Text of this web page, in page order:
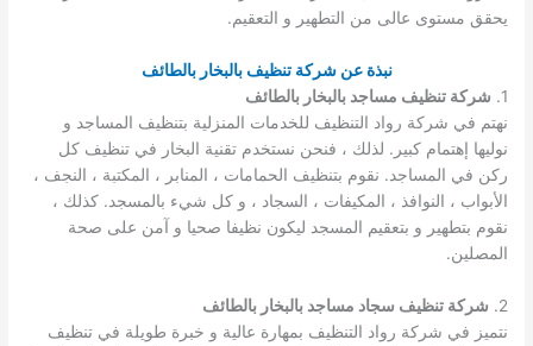
يحقق مستوى عالى من التطهير و التعقيم.
نبذة عن شركة تنظيف بالبخار بالطائف
1.
شركة تنظيف مساجد بالبخار بالطائف
نهتم في شركة رواد التنظيف للخدمات المنزلية بتنظيف المساجد و
نوليها إهتمام كبير. لذلك ، فنحن نستخدم تقنية البخار في تنظيف كل
ركن في المساجد. نقوم بتنظيف الحمامات ، المنابر ، المكتبة ، النجف ،
الأبواب ، النوافذ ، المكيفات ، السجاد ، و كل شيء بالمسجد. كذلك ،
نقوم بتطهير و بتعقيم المسجد ليكون نظيفا صحيا و آمن على صحة
المصلين.
2.
شركة تنظيف سجاد مساجد بالبخار بالطائف
نتميز في شركة رواد التنظيف بمهارة عالية و خبرة طويلة في تنظيف